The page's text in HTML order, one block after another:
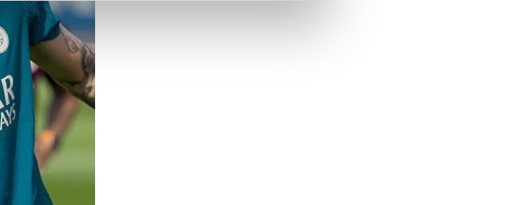
üçüncü kişilere ait çerezler kullanılmaktadır. Bu
çerezler bilgi toplumu hizmetlerinin sunulması
ve kişiselleştirilmesi ve sizlere yönelik
rızanız dahilinde kullanılacaktır.
Çerezlere ilişkin detaylı bilgi için Ayarlar
Metnimizi okumak ve sitemizde ilgili
tıklayınız